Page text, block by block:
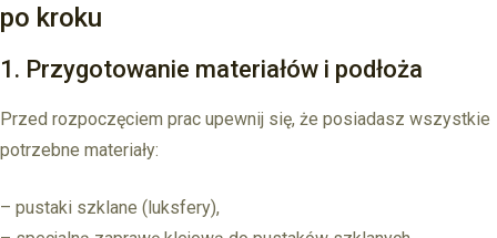
po kroku
1. Przygotowanie materiałów i podłoża
Przed rozpoczęciem prac upewnij się, że posiadasz wszystkie
potrzebne materiały:
– pustaki szklane (luksfery),